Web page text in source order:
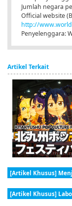
Jumlah negara
Official website
http://
Penyelenggara:
Artikel Terkait
[Artikel Khusus]
[Artikel Khusus]